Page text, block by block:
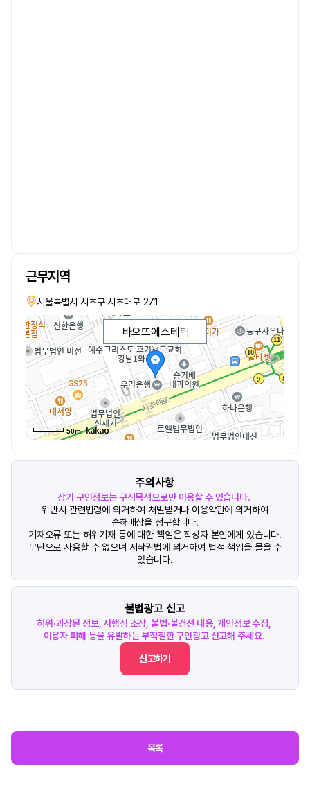
근무지역
서울특별시 서초구 서초대로 271
바오뜨에스테틱
50m
주의사항
상기 구인정보는 구직목적으로만 이용할 수 있습니다.
위반시 관련법령에 의거하여 처벌받거나 이용약관에 의거하여
손해배상을 청구합니다.
기재오류 또는 허위기재 등에 대한 책임은 작성자 본인에게 있습니다.
무단으로 사용할 수 없으며 저작권법에 의거하여 법적 책임을 물을 수
있습니다.
불법광고 신고
허위·과장된 정보, 사행심 조장, 불법·불건전 내용, 개인정보 수집,
이용자 피해 등을 유발하는 부적절한 구인광고 신고해 주세요.
신고하기
목록